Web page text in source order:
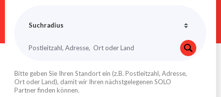
Bitte geben Sie Ihren Standort ein (z.B. Postleitzahl, Adresse,
Ort oder Land), damit wir Ihren nächstgelegenen SOLO
Partner finden können.